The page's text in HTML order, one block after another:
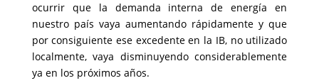
ocurrir que la demanda interna de energía en
nuestro país vaya aumentando rápidamente y que
por consiguiente ese excedente en la IB, no utilizado
localmente, vaya disminuyendo considerablemente
ya en los próximos años.